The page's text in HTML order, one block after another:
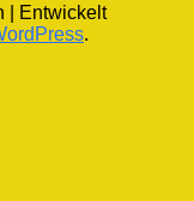
| Entwickelt
.